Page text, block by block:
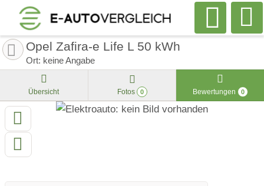
Opel Zafira-e Life L 50 kWh
Ort: keine Angabe
Übersicht Fotos 0 Bewertungen 0